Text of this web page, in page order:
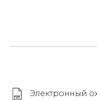
Электронный